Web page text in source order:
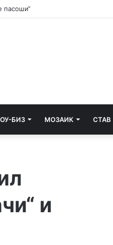
Шакур
БИЗ МОЗАИК СТАВ
и